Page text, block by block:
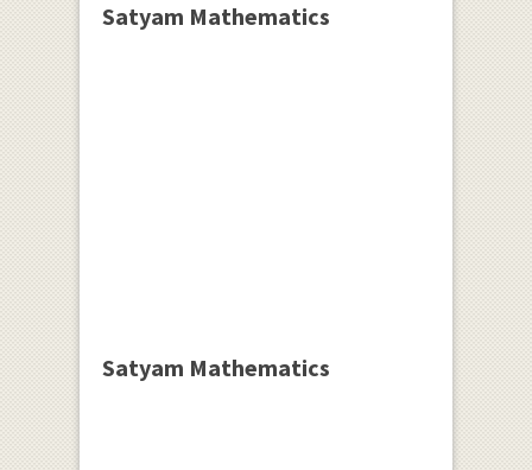
Satyam Mathematics
Satyam Mathematics